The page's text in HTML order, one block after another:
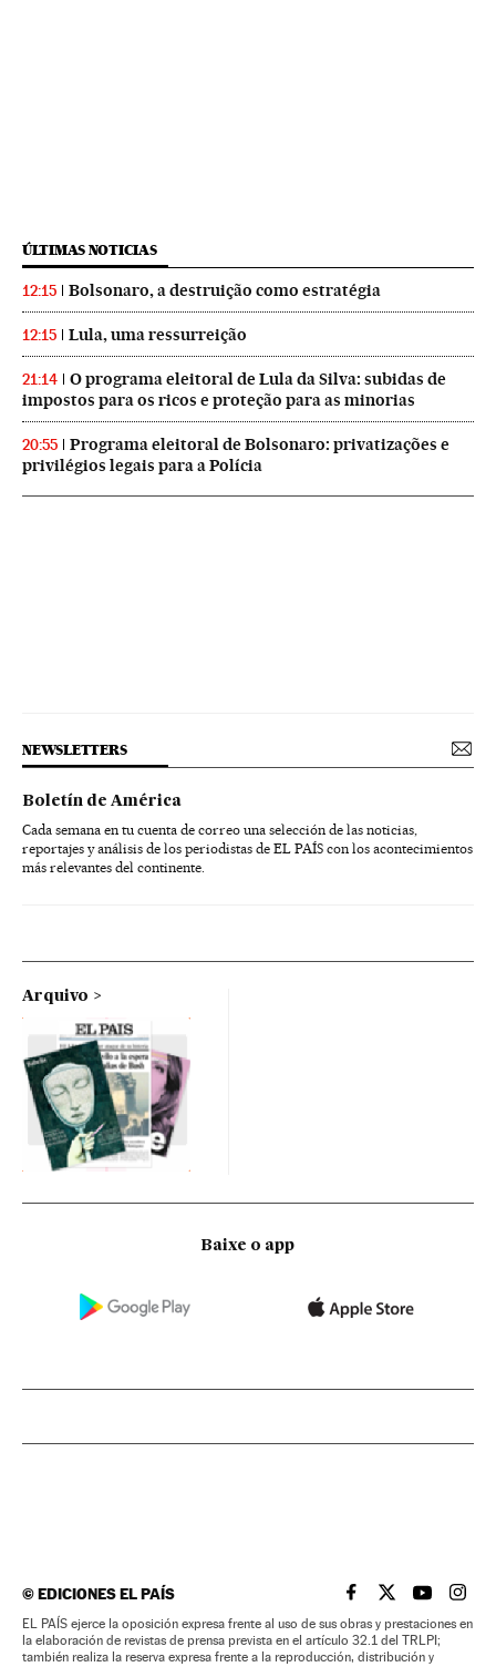
ÚLTIMAS NOTICIAS
12:15 Bolsonaro, a destruição como estratégia
12:15 Lula, uma ressurreição
21:14
O programa eleitoral de Lula da Silva: subidas de
impostos para os ricos e proteção para as minorias
20:55
Programa eleitoral de Bolsonaro: privatizações e
privilégios legais para a Polícia
NEWSLETTERS
Boletín de América
Cada semana en tu cuenta de correo una selección de las noticias,
reportajes y análisis de los periodistas de EL PAÍS con los acontecimientos
más relevantes del continente.
Arquivo
Baixe o app
©EDICIONES EL PAÍS EL PAÍS BRASIL EN
EL PAÍSEL PAÍS
EL
EL PAÍS ejerce la oposición expresa frente al uso de sus obras y prestaciones en
la elaboración de revistas de prensa prevista en el artículo 32.1 del TRLPI;
también realiza la reserva expresa frente a la reproducción, distribución y